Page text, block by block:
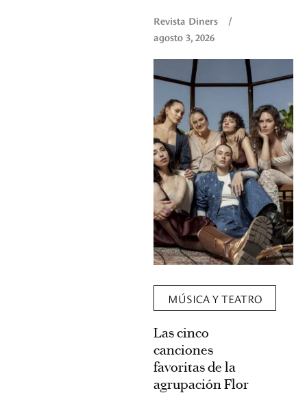
Revista Diners
/
agosto 3, 2026
MÚSICA Y TEATRO
Las cinco
canciones
favoritas de la
agrupación Flor